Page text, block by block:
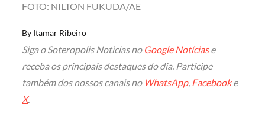
FOTO: NILTON FUKUDA/AE
By Itamar Ribeiro
Siga o Soteropolis Noticias no Google Notíciase
receba os principais destaques do dia. Participe
também dos nossos canais no WhatsApp, Facebooke
X.